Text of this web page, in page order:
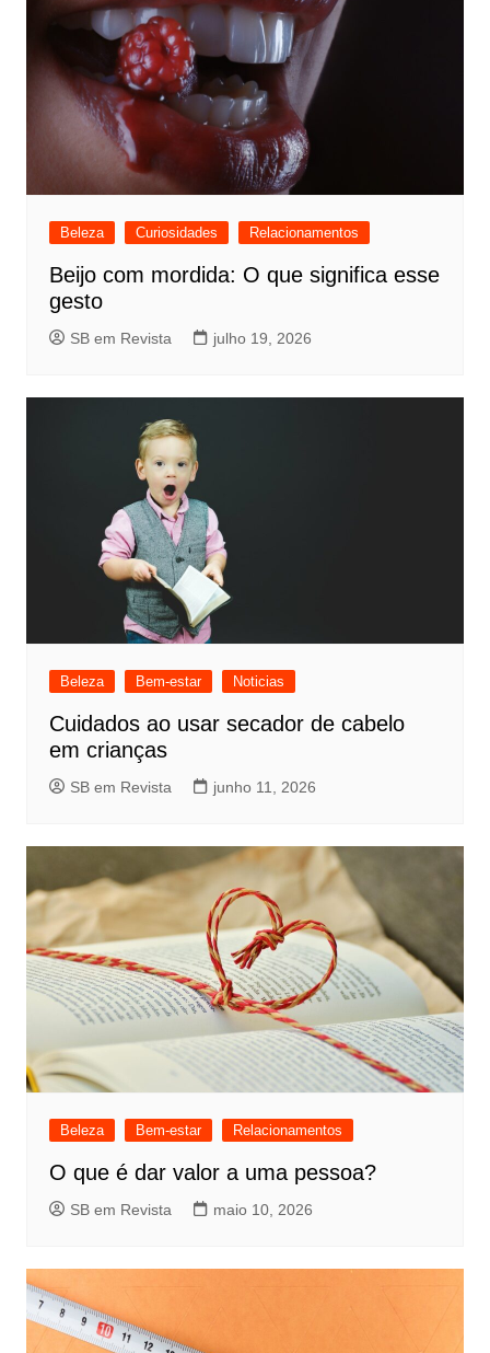
Beleza Curiosidades Relacionamentos
Beijo com mordida: O que significa esse
gesto
SB em Revista julho 19, 2026
Beleza Bem-estar Noticias
Cuidados ao usar secador de cabelo
em crianças
SB em Revista junho 11, 2026
Beleza Bem-estar Relacionamentos
O que é dar valor a uma pessoa?
SB em Revista maio 10, 2026